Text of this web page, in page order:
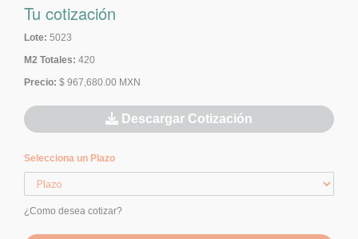
Tu cotización
Lote: 5023
M2 Totales: 420
Precio: $ 967,680.00 MXN
Descargar Cotización
Selecciona un Plazo
¿Como desea cotizar?